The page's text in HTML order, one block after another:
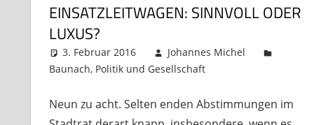
EINSATZLEITWAGEN: SINNVOLL ODER
LUXUS?
3. Februar 2016
Johannes Michel
Baunach, Politik und Gesellschaft
Neun zu acht. Selten enden Abstimmungen im